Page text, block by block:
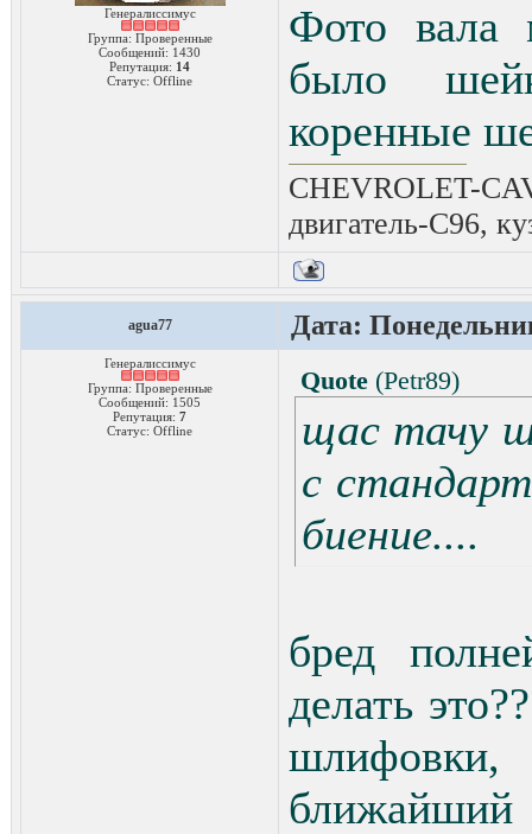
Генералиссимус
Группа: Проверенные
Сообщений: 1430
Репутация: 14
Статус: Offline
Фото вала
было
коренные
CHEVROLET-
двигатель-C96,
agua77 Дата:
Генералиссимус
Группа: Проверенные
Сообщений: 1505
Репутация: 7
Статус: Offline
Quote (Petr89)
щас тачу
с
биение....
бред
делать